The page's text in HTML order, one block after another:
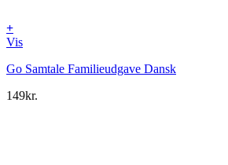
+
Vis
Go Samtale Familieudgave Dansk
149kr.